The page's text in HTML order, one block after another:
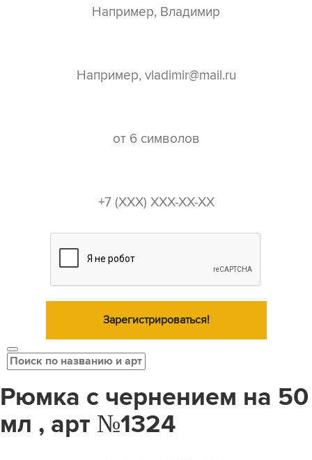
Зарегистрироваться!
Рюмка с чернением на 50
мл , арт №1324